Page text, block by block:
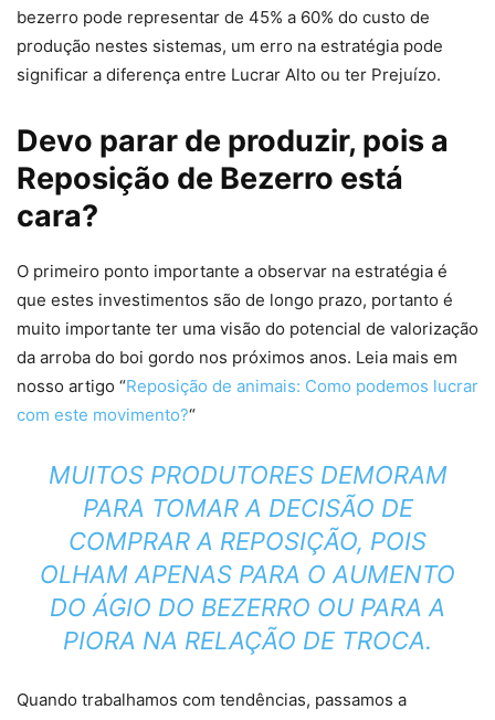
bezerro pode representar de 45% a 60% do custo de
produção nestes sistemas, um erro na estratégia pode
significar a diferença entre Lucrar Alto ou ter Prejuízo.
Devo parar de produzir, pois a
Reposição de Bezerro está
cara?
O primeiro ponto importante a observar na estratégia é
que estes investimentos são de longo prazo, portanto é
muito importante ter uma visão do potencial de valorização
da arroba do boi gordo nos próximos anos. Leia mais em
nosso artigo “Reposição de animais: Como podemos lucrar
com este movimento?“
MUITOS PRODUTORES DEMORAM
PARA TOMAR A DECISÃO DE
COMPRAR A REPOSIÇÃO, POIS
OLHAM APENAS PARA O AUMENTO
DO ÁGIO DO BEZERRO OU PARA A
PIORA NA RELAÇÃO DE TROCA.
Quando trabalhamos com tendências, passamos a